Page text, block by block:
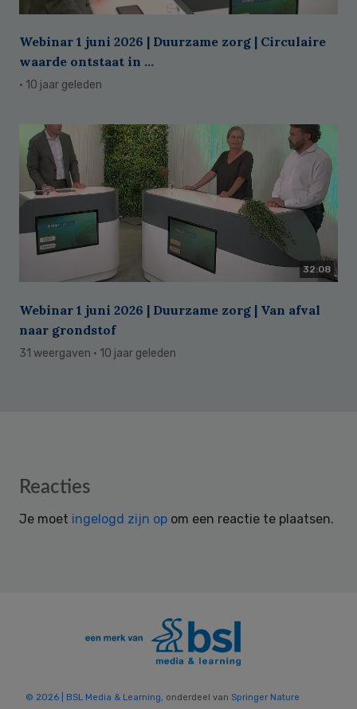
Webinar 1 juni 2026 | Duurzame zorg | Circulaire
waarde ontstaat in ...
· 10 jaar geleden
32:08
Webinar 1 juni 2026 | Duurzame zorg | Van afval
naar grondstof
31 weergaven · 10 jaar geleden
Reader
Reacties
Je moet ingelogd zijn op om een reactie te plaatsen.
© 2026 | BSL Media & Learning, onderdeel van Springer Nature